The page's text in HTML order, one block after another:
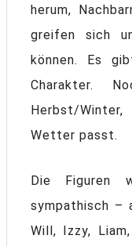
herum,
greifen sich
können. Es
Charakter.
Herbst/
Wetter passt.
Die Figuren
sympathisch –
Will, Izzy,